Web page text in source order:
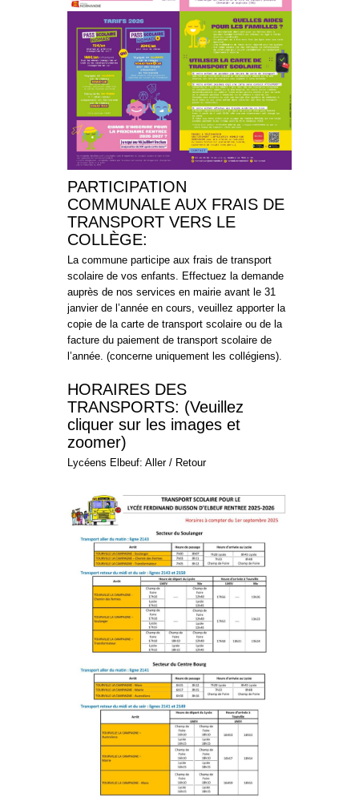
PARTICIPATION
COMMUNALE AUX FRAIS DE
TRANSPORT VERS LE
COLLÈGE:
La commune participe aux frais de transport
scolaire de vos enfants. Effectuez la demande
auprès de nos services en mairie avant le 31
janvier de l’année en cours, veuillez apporter la
copie de la carte de transport scolaire ou de la
facture du paiement de transport scolaire de
l’année. (concerne uniquement les collégiens).
HORAIRES DES
TRANSPORTS: (Veuillez
cliquer sur les images et
zoomer)
Lycéens Elbeuf: Aller / Retour